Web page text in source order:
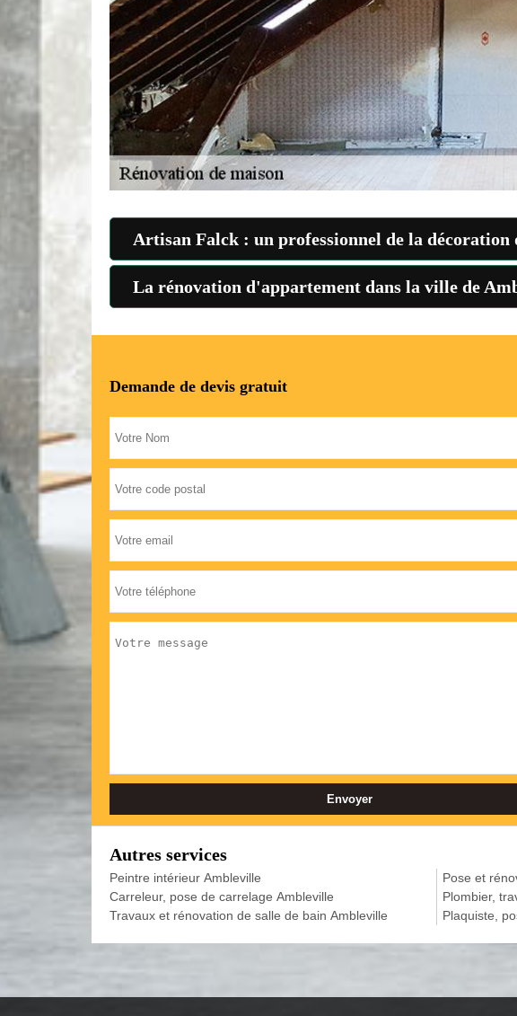
Artisan Falck : un professionnel de la
La rénovation d'appartement dans la ville de
Demande de devis gratuit
Autres services
Peintre intérieur Ambleville
Carreleur, pose de carrelage Ambleville
Travaux et rénovation de salle de bain Ambleville
Pose et
Plombier,
Plaquiste,